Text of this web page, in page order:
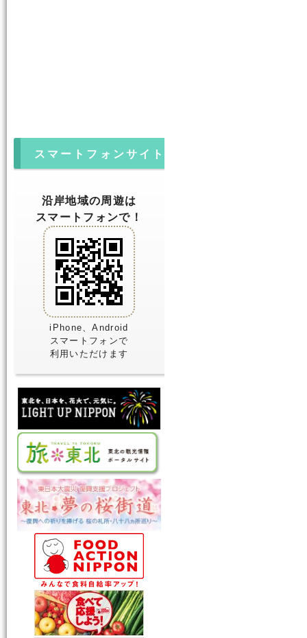
スマートフォンサイト
沿岸地域の周遊は
スマートフォンで！
iPhone、Android
スマートフォンで
利用いただけます